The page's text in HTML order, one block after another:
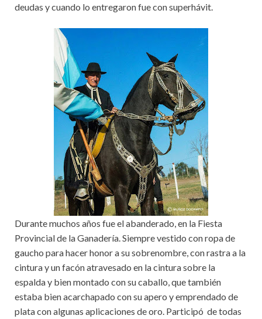
deudas y cuando lo entregaron fue con superhávit.
Durante muchos años fue el abanderado, en la Fiesta
Provincial de la Ganadería. Siempre vestido con ropa de
gaucho para hacer honor a su sobrenombre, con rastra a la
cintura y un facón atravesado en la cintura sobre la
espalda y bien montado con su caballo, que también
estaba bien acarchapado con su apero y emprendado de
plata con algunas aplicaciones de oro. Participó de todas